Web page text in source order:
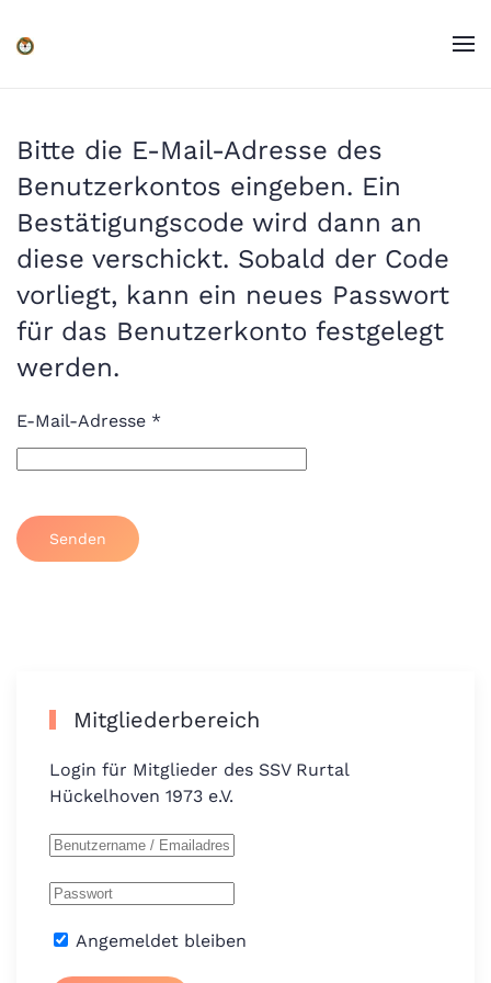
Bitte die E-Mail-Adresse des
Benutzerkontos eingeben. Ein
Bestätigungscode wird dann an
diese verschickt. Sobald der Code
vorliegt, kann ein neues Passwort
für das Benutzerkonto festgelegt
werden.
E-Mail-Adresse *
Senden
Mitgliederbereich
Login für Mitglieder des SSV Rurtal
Hückelhoven 1973 e.V.
Angemeldet bleiben